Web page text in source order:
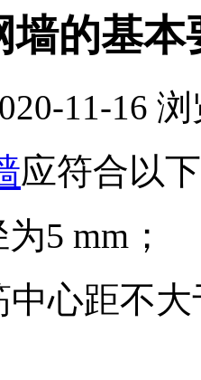
墙的基本
11-16 浏
应符合以
5 mm；
心距不